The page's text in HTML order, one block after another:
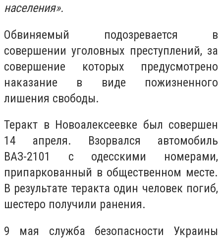
населения».
Обвиняемый подозревается в
совершении уголовных преступлений, за
совершение которых предусмотрено
наказание в виде пожизненного
лишения свободы.
Теракт в Новоалексеевке был совершен
14 апреля. Взорвался автомобиль
ВАЗ-2101 с одесскими номерами,
припаркованный в общественном месте.
В результате теракта один человек погиб,
шестеро получили ранения.
9 мая служба безопасности Украины